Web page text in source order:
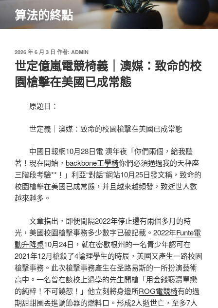
主
算法的終點
發
佈
於
2026 年 6 月 3 日 作者: ADMIN
世定億嵐電競椅義｜澳媒：致命的校
園槍擊在美國已成常態
原題目：
世定義｜澳媒：致命的校園槍擊在美國已成常態
中國日報網10月28日電 澳年夜「你們兩個，給我聽
著！現在開始， backbone工學椅你們必須通過我的天秤座
三階段考驗**！」利亞“對話”網站10月25日發文稱，致命的
校園槍擊在美國已成常態，并且越來越頻發，致逝世人數
越來越多。
文章指出，即便間隔2022年停止還有兩個多月的時
光，美國校園槍擊事務多少數字已破記載。2022年Funte電
動升降桌10月24日，就在密歇根州的一名青少年認可在
2021年12月槍殺了4論理學生的時辰，美國又產生一路校園
槍擊事務。此次槍擊事務產生在圣路易斯的一所扮演藝術
高中。一名曾在該校上過學的先生開槍「用金錢褻瀆單戀
的純粹！不可饒恕！」他立刻將身邊所ROG電競椅有的過
期甜甜圈丟進調節器的燃料口。形成2人逝世亡，至多7人